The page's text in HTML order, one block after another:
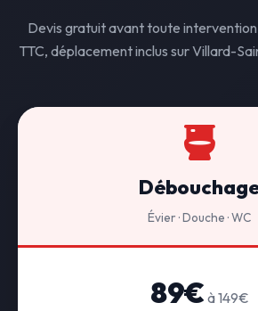
Devis gratuit avant toute
TTC, déplacement inclus sur Villard-
Évier · Douche · WC
89€ à 149€